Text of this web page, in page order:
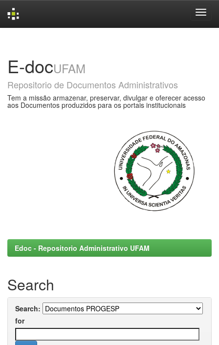
E-docUFAM
Repositorio de Documentos Administrativos
Tem a missão armazenar, preservar, divulgar e oferecer acesso
aos Documentos produzidos para os portais institucionais
Edoc - Repositorio Administrativo UFAM
Search
Search:
for